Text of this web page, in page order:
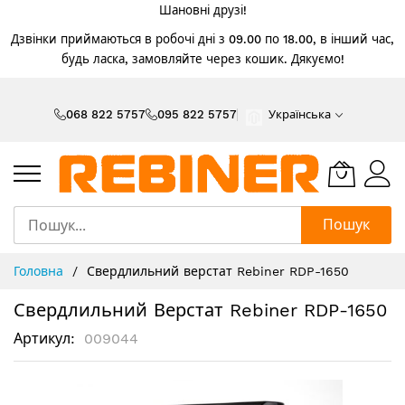
Шановні друзі!
Дзвінки приймаються в робочі дні з 09.00 по 18.00, в інший час,
будь ласка, замовляйте через кошик. Дякуємо!
068 822 5757 095 822 5757 Українська
Пошук
Головна Свердлильний верстат Rebiner RDP-1650
Свердлильний Верстат Rebiner RDP-1650
Артикул 009044